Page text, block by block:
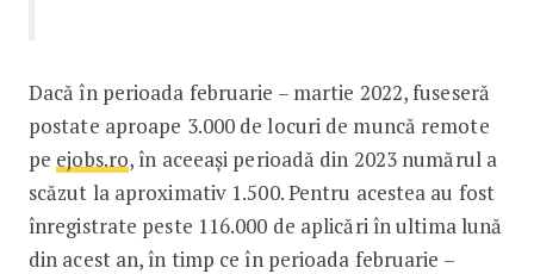
Dacă în perioada februarie – martie 2022, fuseseră
postate aproape 3.000 de locuri de muncă remote
pe ejobs.ro, în aceeași perioadă din 2023 numărul a
scăzut la aproximativ 1.500. Pentru acestea au fost
înregistrate peste 116.000 de aplicări în ultima lună
din acest an, în timp ce în perioada februarie –